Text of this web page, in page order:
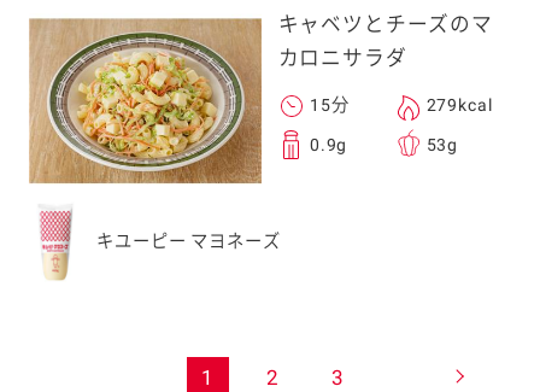
キャベツとチーズのマ
カロニサラダ
15分 279kcal
0.9g 53g
キユーピー マヨネーズ
1 2 3